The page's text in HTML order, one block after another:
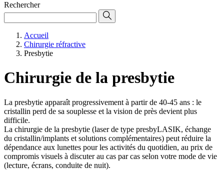
Rechercher
Accueil
Chirurgie réfractive
Presbytie
Chirurgie de la presbytie
La presbytie apparaît progressivement à partir de 40-45 ans : le
cristallin perd de sa souplesse et la vision de près devient plus
difficile.
La chirurgie de la presbytie (laser de type presbyLASIK, échange
du cristallin/implants et solutions complémentaires) peut réduire la
dépendance aux lunettes pour les activités du quotidien, au prix de
compromis visuels à discuter au cas par cas selon votre mode de vie
(lecture, écrans, conduite de nuit).